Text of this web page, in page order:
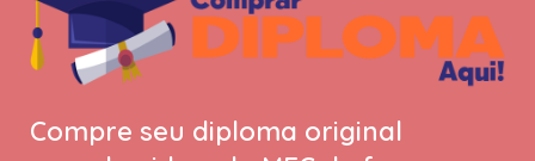
Compre seu diploma original